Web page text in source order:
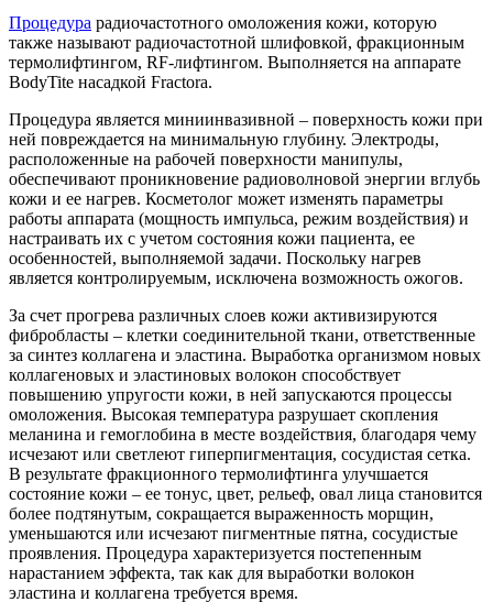
Процедура радиочастотного омоложения кожи, которую
также называют радиочастотной шлифовкой, фракционным
термолифтингом, RF-лифтингом. Выполняется на аппарате
BodyTite насадкой Fractora.
Процедура является миниинвазивной – поверхность кожи при
ней повреждается на минимальную глубину. Электроды,
расположенные на рабочей поверхности манипулы,
обеспечивают проникновение радиоволновой энергии вглубь
кожи и ее нагрев. Косметолог может изменять параметры
работы аппарата (мощность импульса, режим воздействия) и
настраивать их с учетом состояния кожи пациента, ее
особенностей, выполняемой задачи. Поскольку нагрев
является контролируемым, исключена возможность ожогов.
За счет прогрева различных слоев кожи активизируются
фибробласты – клетки соединительной ткани, ответственные
за синтез коллагена и эластина. Выработка организмом новых
коллагеновых и эластиновых волокон способствует
повышению упругости кожи, в ней запускаются процессы
омоложения. Высокая температура разрушает скопления
меланина и гемоглобина в месте воздействия, благодаря чему
исчезают или светлеют гиперпигментация, сосудистая сетка.
В результате фракционного термолифтинга улучшается
состояние кожи – ее тонус, цвет, рельеф, овал лица становится
более подтянутым, сокращается выраженность морщин,
уменьшаются или исчезают пигментные пятна, сосудистые
проявления. Процедура характеризуется постепенным
нарастанием эффекта, так как для выработки волокон
эластина и коллагена требуется время.